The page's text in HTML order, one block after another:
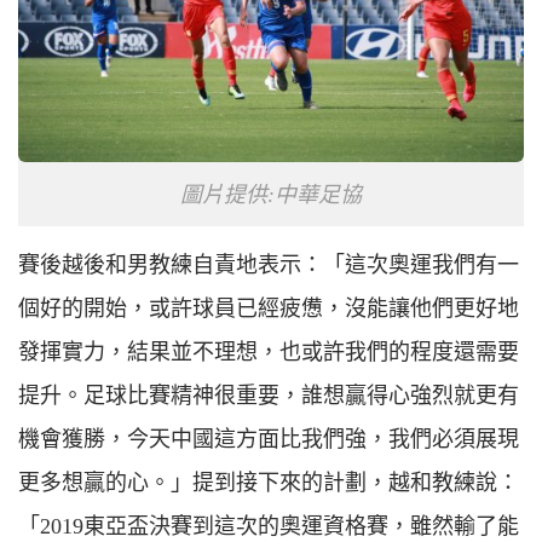
圖片提供:中華足協
賽後越後和男教練自責地表示：「這次奧運我們有一
個好的開始，或許球員已經疲憊，沒能讓他們更好地
發揮實力，結果並不理想，也或許我們的程度還需要
提升。足球比賽精神很重要，誰想贏得心強烈就更有
機會獲勝，今天中國這方面比我們強，我們必須展現
更多想贏的心。」提到接下來的計劃，越和教練說：
「2019東亞盃決賽到這次的奧運資格賽，雖然輸了能